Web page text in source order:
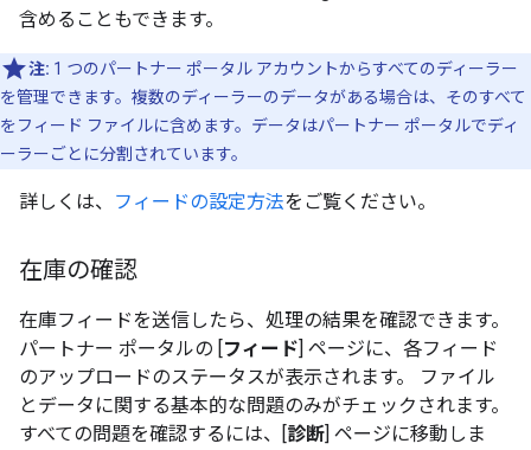
含めることもできます。
注: 1 つのパートナー ポータル アカウントからすべてのディーラー
を管理できます。複数のディーラーのデータがある場合は、そのすべて
をフィード ファイルに含めます。データはパートナー ポータルでディ
ーラーごとに分割されています。
詳しくは、 フィードの設定方法をご覧ください。
在庫の確認
在庫フィードを送信したら、処理の結果を確認できます。
パートナー ポータルの [フィード] ページに、各フィード
のアップロードのステータスが表示されます。 ファイル
とデータに関する基本的な問題のみがチェックされます。
すべての問題を確認するには、[診断] ページに移動しま